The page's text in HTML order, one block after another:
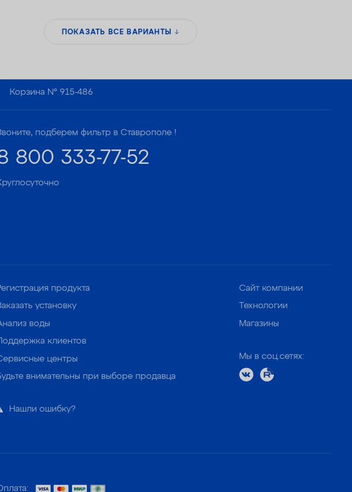
ПОКАЗАТЬ ВСЕ ВАРИАНТЫ
Корзина №915-486
подберем фильтр в Ставрополе !
800 333-77-52
продукта
установку
воды
клиентов
центры
внимательны при выборе продавца
Нашли ошибку?
Сайт компании
Технологии
Магазины
Мы в соц.сетях: